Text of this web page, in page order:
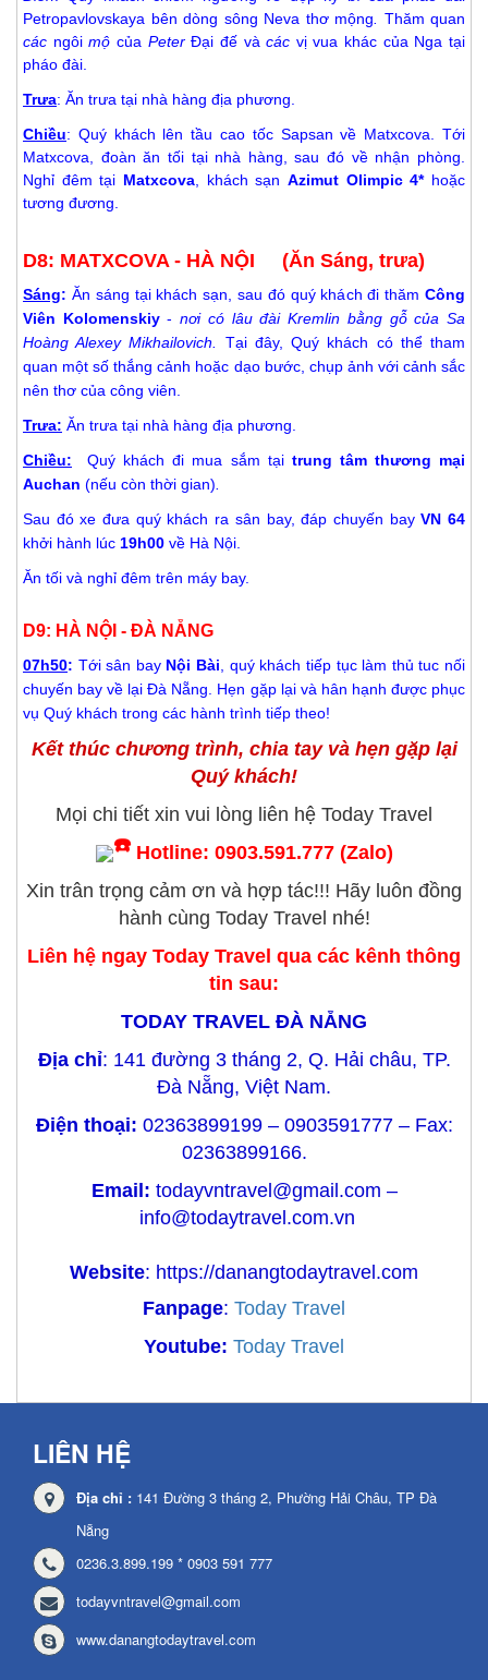
Petropavlovskaya bên dòng sông Neva thơ mộng
Thăm quan
các ngôimộ của PeterĐại đế vàcác vị vua khác của Nga tại
pháo đài.
Trưa: Ăn trưa tại nhà hàng địa phương.
Chiều: Quý khách lên tầu cao tốc Sapsan về Matxcova. Tới
Matxcova, đoàn ăn tối tại nhà hàng, sau đó về nhận phòng.
Nghỉ đêm tại Matxcova , khách sạnAzimut Olimpic 4*hoặc
tương đương.
D8: MATXCOVA - HÀ NỘI (Ăn Sáng, trưa)
Sáng: Ăn sáng tại khách sạn, sau đó quý khách đi thăm Công
Viên Kolomenskiy-nơi có lâu đài Kremlin bằng gỗ của Sa
Hoàng Alexey Mikhailovich. Tại đây, Quý khách có thể tham
quan một số thắng cảnh hoặc dạo bước, chụp ảnh với cảnh sắc
nên thơ của công viên.
Trưa: Ăn trưa tại nhà hàng địa phương.
Chiều: Quý khách đi mua sắm tại trung tâm thương mại
Auchan (nếu còn thời gian)
Sau đó xe đưa quý khách ra sân bay, đáp chuyến bayVN 64
khởi hành lúc 19h00 về Hà Nội.
Ăn tối và nghỉ đêm trên máy bay.
D9: HÀ NỘI - ĐÀ NẴNG
07h50: Tới sân bay Nội Bài , quý khách tiếp tục làm thủ tuc nối
chuyến bay về lại Đà Nẵng. Hẹn gặp lại và hân hạnh được phục
vụ Quý khách trong các hành trình tiếp theo!
Kết thúc chương trình, chia tay và hẹn gặp lại
Quý khách!
Mọi chi tiết xin vui lòng liên hệ Today Travel
Hotline: 0903.591.777 (Zalo)
Xin trân trọng cảm ơn và hợp tác!!! Hãy luôn đồng
hành cùng Today Travel nhé!
Liên hệ ngay Today Travel qua các kênh thông
tin sau:
TODAY TRAVEL ĐÀ NẴNG
Địa chỉ: 141 đường 3 tháng 2, Q. Hải châu, TP.
Đà Nẵng, Việt Nam.
Điện thoại: 02363899199 – 0903591777 – Fax:
02363899166.
Email: todayvntravel@gmail.com –
info@todaytravel.com.vn
Website: https://danangtodaytravel.com
Fanpage: Today Travel
Youtube: Today Travel
LIÊN HỆ
Địa chỉ : 141 Đường 3 tháng 2, Phường Hải Châu, TP Đà
Nẵng
0236.3.899.199 * 0903 591 777
todayvntravel@gmail.com
www.danangtodaytravel.com